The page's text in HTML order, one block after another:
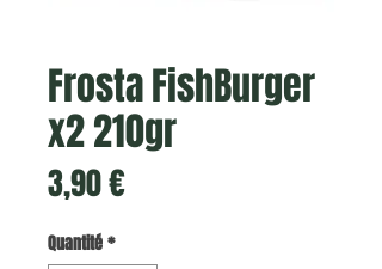
Frosta FishBurger
x2 210gr
3,90 €Prix
Quantité*